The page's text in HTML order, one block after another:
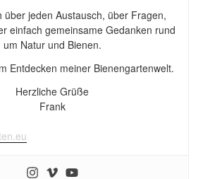
über jeden Austausch, über Fragen,
einfach gemeinsame Gedanken rund
um Natur und Bienen.
Entdecken meiner Bienengartenwelt.
Herzliche Grüße
Frank